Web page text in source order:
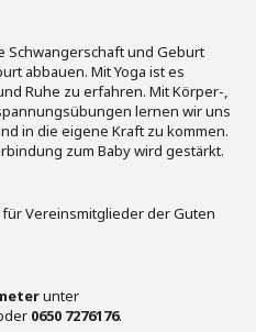
Schwangerschaft und Geburt
abbauen. Mit Yoga ist es
Ruhe zu erfahren. Mit Körper-,
lernen wir uns
in die eigene Kraft zu kommen.
zum Baby wird gestärkt.
für Vereinsmitglieder der Guten
unter
0650 7276176.